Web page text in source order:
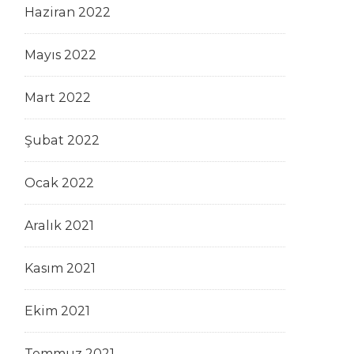
Haziran 2022
Mayıs 2022
Mart 2022
Şubat 2022
Ocak 2022
Aralık 2021
Kasım 2021
Ekim 2021